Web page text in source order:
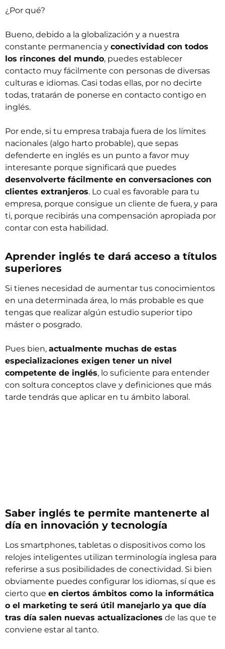
¿Por qué?
Bueno, debido a la globalización y a nuestra
constante permanencia y conectividad con todos
los rincones del mundo, puedes establecer
contacto muy fácilmente con personas de diversas
culturas e idiomas. Casi todas ellas, por no decirte
todas, tratarán de ponerse en contacto contigo en
inglés.
Por ende, si tu empresa trabaja fuera de los límites
nacionales (algo harto probable), que sepas
defenderte en inglés es un punto a favor muy
interesante porque significará que puedes
desenvolverte fácilmente en conversaciones con
clientes extranjeros. Lo cual es favorable para tu
empresa, porque consigue un cliente de fuera, y para
ti, porque recibirás una compensación apropiada por
contar con esta habilidad.
Aprender inglés te dará acceso a títulos
superiores
Si tienes necesidad de aumentar tus conocimientos
en una determinada área, lo más probable es que
tengas que realizar algún estudio superior tipo
máster o posgrado.
Pues bien, actualmente muchas de estas
especializaciones exigen tener un nivel
competente de inglés, lo suficiente para entender
con soltura conceptos clave y definiciones que más
tarde tendrás que aplicar en tu ámbito laboral.
Saber inglés te permite mantenerte al
día en innovación y tecnología
Los smartphones, tabletas o dispositivos como los
relojes inteligentes utilizan terminología inglesa para
referirse a sus posibilidades de conectividad. Si bien
obviamente puedes configurar los idiomas, sí que es
cierto que en ciertos ámbitos como la informática
o el marketing te será útil manejarlo ya que día
tras día salen nuevas actualizaciones de las que te
conviene estar al tanto.